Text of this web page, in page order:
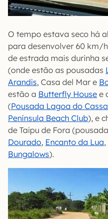
O tempo estava seco há
para desenvolver 60 km/
de estrada mais durinha
(onde estão as pousadas
Arandis, Casa del Mar e
estão a Butterfly House e
(Pousada Lagoa do
Península Beach Club), e
de Taipu de Fora
Dourado, Encanto da Lua,
Bungalows).